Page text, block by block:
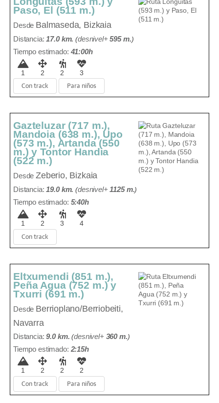
Paso, El (511 m.)
Desde Balmaseda, Bizkaia
Distancia:17.0 km. (desnivel+595 m.)
Tiempo estimado: 41:00h
1 2 2 3
Con track Para niños
Gazteluzar (717 m.),
Mandoia (638 m.), Upo
(573 m.), Artanda (550
m.) y Tontor Handia
(522 m.)
DesdeZeberio, Bizkaia
Distancia:19.0 km. (desnivel+1125 m.)
Tiempo estimado: 5:40h
1 2 3 4
Con track
Eltxumendi (851 m.),
Peña Agua (752 m.) y
Txurri (691 m.)
Desde Berrioplano/Berriobeiti,
Navarra
Distancia:9.0 km. (desnivel+ 360 m.)
Tiempo estimado: 2:15h
1 2 2 2
Con track Para niños